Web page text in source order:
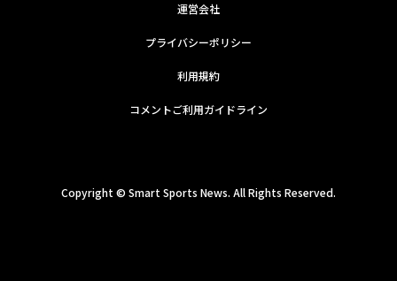
運営会社
プライバシーポリシー
利用規約
コメントご利用ガイドライン
Copyright © Smart Sports News. All Rights Reserved.